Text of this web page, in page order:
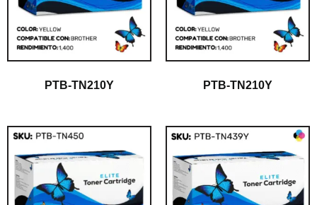
PTB-TN210Y PTB-TN210Y